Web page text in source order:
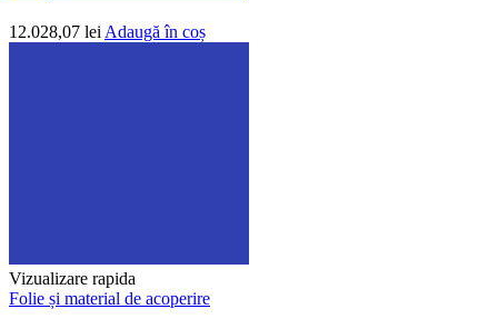
12.028,07 lei Adaugă în coș
Vizualizare rapida
Folie și material de acoperire